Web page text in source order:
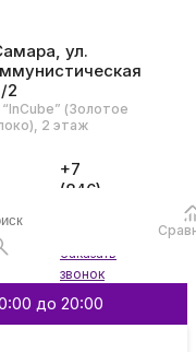
ул.
2
(Золотое
2 этаж
+7
(846)
Заказать
звонок
до 20:00
гаджеты